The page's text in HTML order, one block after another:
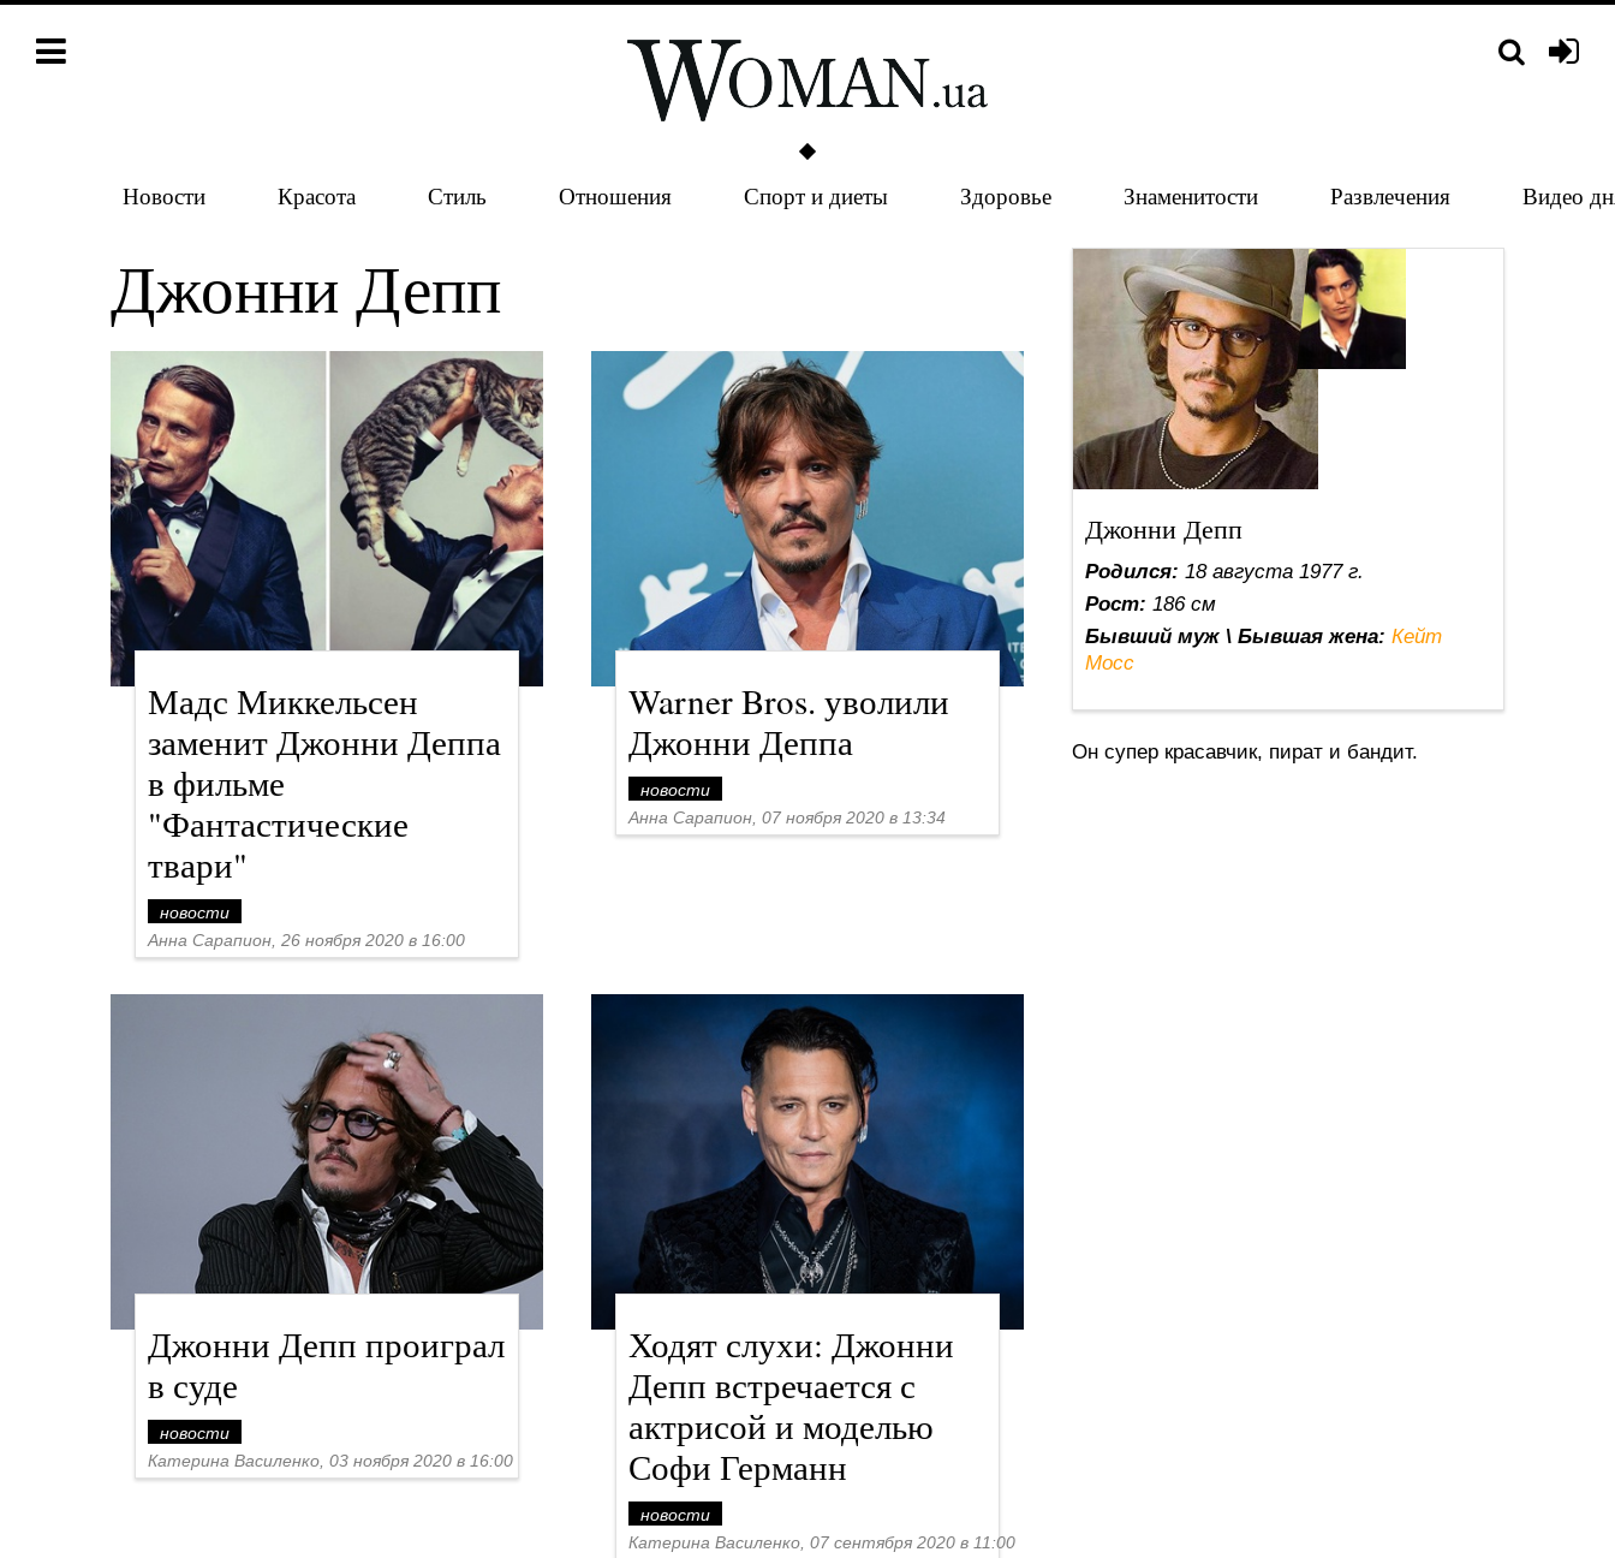
Новости Красота Стиль Отношения Спорт и диеты Здоровье Знаменитости Развлечения Видео
Джонни Депп
Мадс Миккельсен
заменит Джонни Деппа
в фильме
"Фантастические
твари"
новости
Анна Сарапион, 26 ноября 2020 в 16:00
Warner Bros. уволили
Джонни Деппа
новости
Анна Сарапион, 07 ноября 2020 в 13:34
Джонни Депп проиграл
в суде
новости
Катерина Василенко, 03 ноября 2020 в 16:00
Ходят слухи: Джонни
Депп встречается с
актрисой и моделью
Софи Германн
новости
Катерина Василенко, 07 сентября 2020 в 11:00
Джонни Депп
Родился: 18 августа 1977 г.
Рост: 186 см
Бывший муж \ Бывшая жена: Кейт
Мосс
Он супер красавчик, пират и бандит.